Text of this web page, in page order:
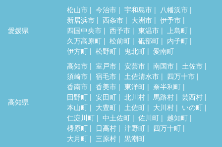
愛媛県
松山市 今治市 宇和島市
八幡浜市
新居浜市
西条市 大洲市
伊予市
四国中央市
西予市 東温市
上島町
久万高原町
松前町 砥部町
内子町
伊方町
松野町 鬼北町 愛南町
高知県
高知市 室戸市 安芸市 南国市
土佐市
須崎市
宿毛市 土佐清水市
四万十市
香南市
香美市 東洋町
奈半利町
田野町
安田町 北川村 馬路村
芸西村
本山町
大豊町 土佐町 大川村
いの町
仁淀川町
中土佐町 佐川町
越知町
梼原町
日高村 津野町
四万十町
大月町
三原村 黒潮町